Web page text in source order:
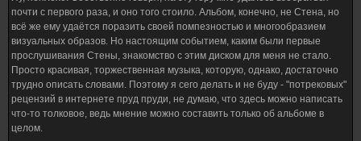
почти с первого раза, и оно того стоило. Альбом, конечно, не Стена, но
всё же ему удаётся поразить своей помпезностью и многообразием
визуальных образов. Но настоящим событием, каким были первые
прослушивания Стены, знакомство с этим диском для меня не стало.
Просто красивая, торжественная музыка, которую, однако, достаточно
трудно описать словами. Поэтому я сего делать и не буду - "потрековых"
рецензий в интернете пруд пруди, не думаю, что здесь можно написать
что-то толковое, ведь мнение можно составить только об альбоме в
целом.